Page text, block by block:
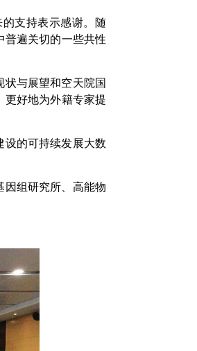
支持表示感谢。随
遍关切的一些共性
与展望和空天院国
好地为外籍专家提
的可持续发展大数
组研究所、高能物